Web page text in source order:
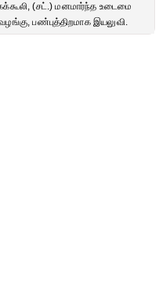
(சட்.) மனமார்ந்த உடைமை
பண்புத்திறமாக இயலுவி.